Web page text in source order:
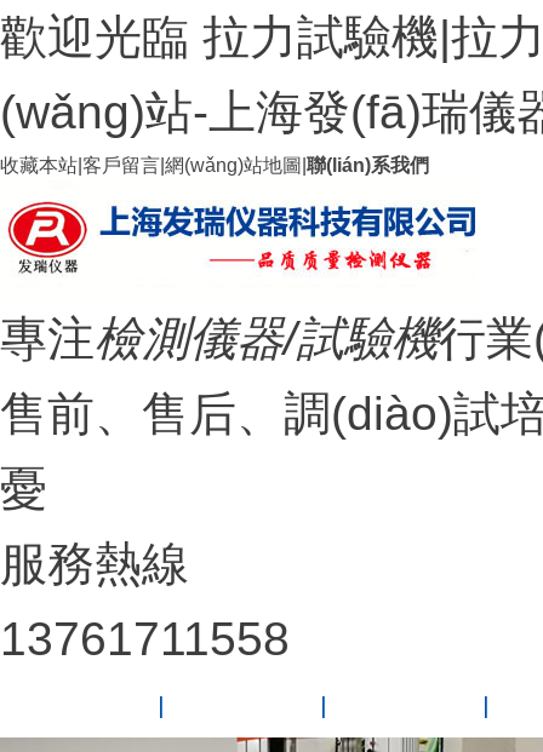
歡迎光臨 拉力試驗機|拉
(wǎng)站-上海發(fā)瑞儀
收藏本站 客戶留言 網(wǎng)站地圖 聯(lián)系我們
專注檢測儀器/試驗機行
售前、售后、調(diào)
憂
服務熱線
13761711558